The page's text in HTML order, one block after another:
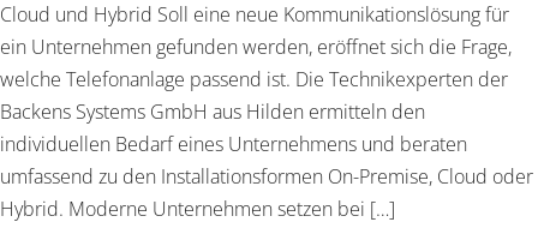
Cloud und Hybrid Soll eine neue Kommunikationslösung für
ein Unternehmen gefunden werden, eröffnet sich die Frage,
welche Telefonanlage passend ist. Die Technikexperten der
Backens Systems GmbH aus Hilden ermitteln den
individuellen Bedarf eines Unternehmens und beraten
umfassend zu den Installationsformen On-Premise, Cloud oder
Hybrid. Moderne Unternehmen setzen bei […]